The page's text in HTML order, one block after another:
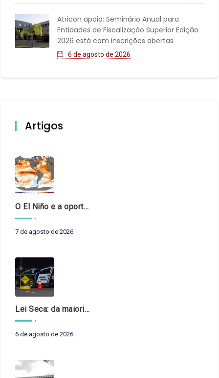
Atricon apoia: Seminário Anual para
Entidades de Fiscalização Superior Edição
2026 está com inscrições abertas
6 de agosto de 2026
Artigos
O El Niño e a oportunidade de fortalecer o controle externo das políticas climáticas
7 de agosto de 2026
Lei Seca: da maioridade à maturidade
6 de agosto de 2026